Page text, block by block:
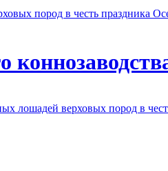
пород в честь праздника
верховых пород в честь